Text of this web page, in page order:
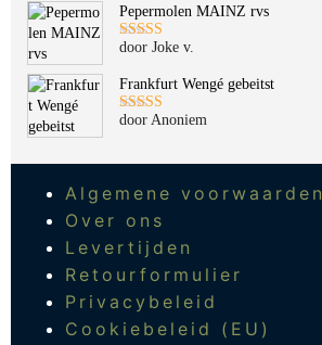
Pepermolen MAINZ rvs
Gewaardeerd
door Joke v.
Frankfurt Wengé gebeitst
Gewaardeerd
door Anoniem
Algemene voorwaarden
Over ons
Levertijden
Retourformulier
Privacybeleid
Cookiebeleid (EU)